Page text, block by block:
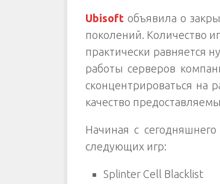
Ubisoft объявила о
поколений. Количество
практически равняется
работы серверов
сконцентрироваться на
качество
Начиная с
следующих игр:
Splinter Cell Blacklist